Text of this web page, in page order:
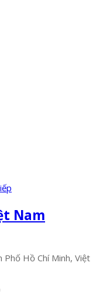
Nam
Hồ Chí Minh, Việt